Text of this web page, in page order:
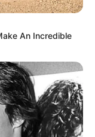
során.
igen
igen,
ajtó, amikor
be.”
anyját, ő
hol lábbal. Volt,
An Incredible